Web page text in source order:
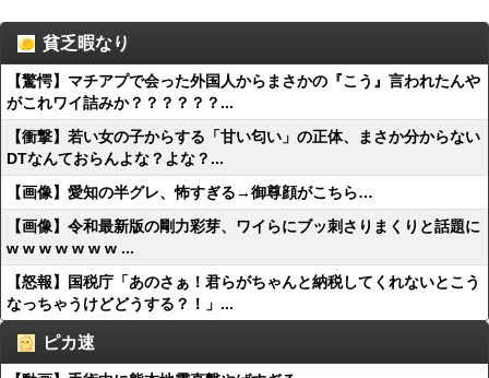
貧乏暇なり
【驚愕】マチアプで会った外国人からまさかの『こう』言われたんや
がこれワイ詰みか？？？？？？...
【衝撃】若い女の子からする「甘い匂い」の正体、まさか分からない
DTなんておらんよな？よな？...
【画像】愛知の半グレ、怖すぎる→御尊顔がこちら…
【画像】令和最新版の剛力彩芽、ワイらにブッ刺さりまくりと話題に
w w w w w w w ...
【怒報】国税庁「あのさぁ！君らがちゃんと納税してくれないとこう
なっちゃうけどどうする？！」...
ピカ速